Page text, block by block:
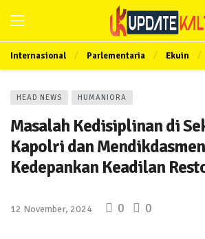
Internasional Parlementaria Ekuin
HEAD NEWS HUMANIORA
Masalah Kedisiplinan di
Kapolri dan
Kedepankan Keadilan
12 November, 2024 0 0